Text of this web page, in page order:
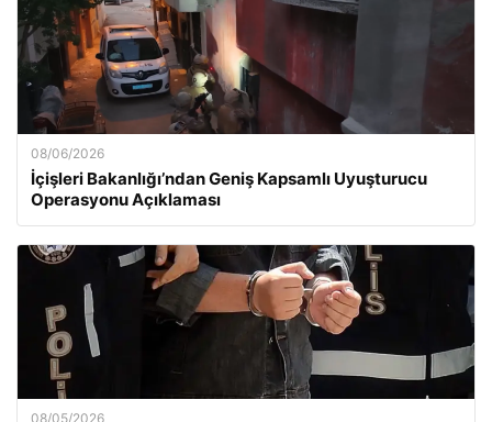
08/06/2026
İçişleri Bakanlığı’ndan Geniş Kapsamlı Uyuşturucu
Operasyonu Açıklaması
08/05/2026